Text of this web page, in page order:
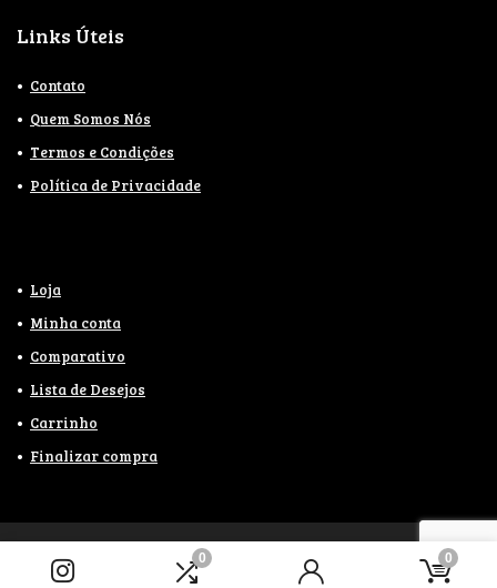
0 0
Links Úteis
Contato
Quem Somos Nós
Termos e Condições
Política de Privacidade
Loja
Minha conta
Comparativo
Lista de Desejos
Carrinho
Finalizar compra
WebaDesign.com.br